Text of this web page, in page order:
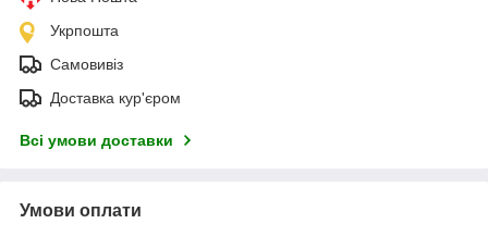
Укрпошта
Самовивіз
Доставка кур'єром
Всі умови доставки
Умови оплати